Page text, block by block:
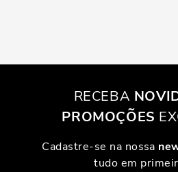
RECEBA
PROMOÇÕES
Cadastre-se na nossa
tudo em